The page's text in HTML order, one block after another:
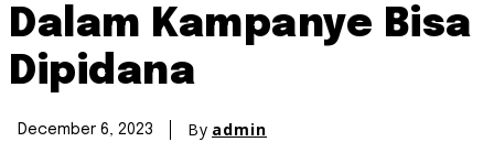
Dalam Kampanye Bisa
Dipidana
December 6, 2023 By admin